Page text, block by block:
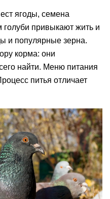
ягоды, семена
голуби привыкают жить и
и популярные зерна.
корма: они
найти. Меню питания
питья отличает